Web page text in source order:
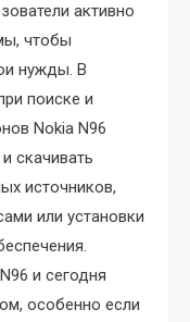
активно
чтобы
нужды. В
поиске и
Nokia N96
скачивать
источников,
или установки
и сегодня
особенно если